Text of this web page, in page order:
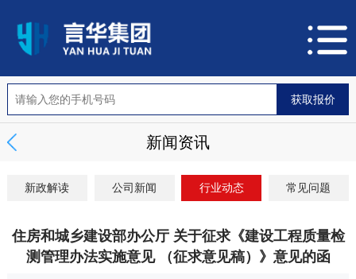
新闻资讯
新政解读 公司新闻 行业动态 常见问题
住房和城乡建设部办公厅 关于征求《建设工程质量检
测管理办法实施意见 （征求意见稿）》意见的函